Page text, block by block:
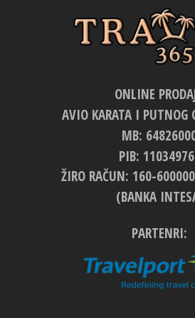
ONLINE
AVIO KARATA I PUTNOG
MB:
PIB:
ŽIRO RAČUN: 160-
(BANKA
PARTENRI: